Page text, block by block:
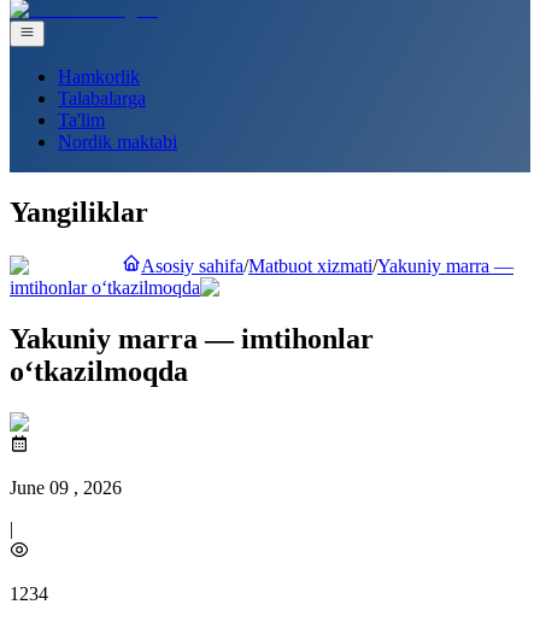
Hamkorlik
Talabalarga
Ta'lim
Nordik maktabi
Yangiliklar
Asosiy sahifa/Matbuot xizmati/Yakuniy marra —
imtihonlar o‘tkazilmoqda
Yakuniy marra — imtihonlar
o‘tkazilmoqda
June 09 , 2026
|
1234